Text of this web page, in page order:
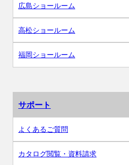
広島ショールーム
高松ショールーム
福岡ショールーム
サポート
よくあるご質問
カタログ閲覧・資料請求